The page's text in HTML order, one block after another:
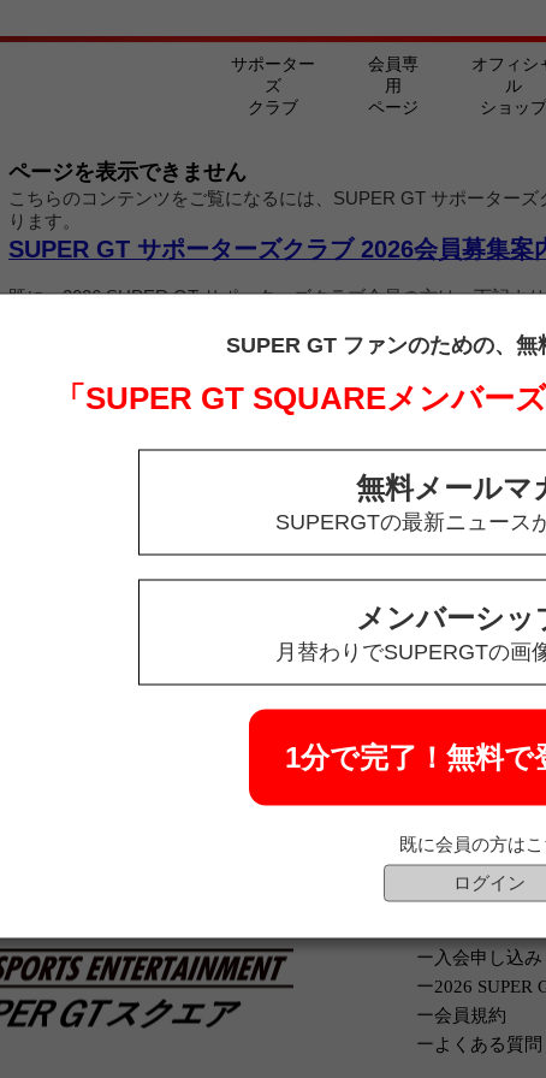
サポーター
ズ
クラブ
会員専
用
ページ
オフィシ
ル
ショップ
ページを表示できません
こちらのコンテンツをご覧になるには、SUPER GT サポーター
ります。
SUPER GT サポーターズクラブ 2026会員募集案
既に、2026 SUPER GT サポーターズクラブ会員の方は、下記よ
メールアドレス
ログイン情報を記憶
パスワードをお忘れですか ?
サポーターズ
会員専用ペー
会員専用
入会申し込
2026 SUPER
会員規約
よくある質問
SUPER GT ファンのための、 無
「SUPER GT SQUAREメンバー
無料メールマ
SUPERGTの最新ニュース
メンバーシッ
月替わりでSUPERGTの画
1分で完了！無料で
既に会員の方はこ
ログイン